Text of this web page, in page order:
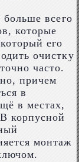
всего
которые
его
очистку
часто.
причем
в
в местах,
корпусной
монтаж